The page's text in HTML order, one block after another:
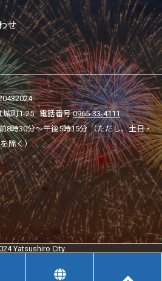
せ
城町1-25 電話番号:0965-33-4111
8時30分～午後5時15分 （ただし、土日・
除く）
Yatsushiro City.